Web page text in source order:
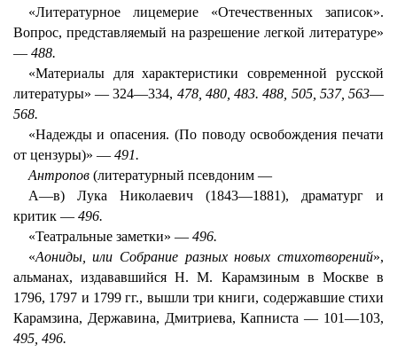
«Литературное лицемерие «Отечественных записок».
Вопрос, представляемый на разрешение легкой литературе»
— 488.
«Материалы для характеристики современной русской
литературы» — 324—334, 478, 480, 483. 488, 505, 537, 563—
568.
«Надежды и опасения. (По поводу освобождения печати
от цензуры)» — 491.
Антропов (литературный псевдоним —
А—в) Лука Николаевич (1843—1881), драматург и
критик — 496.
«Театральные заметки» — 496.
«Аониды, или Собрание разных новых стихотворений»,
альманах, издававшийся H. M. Карамзиным в Москве в
1796, 1797 и 1799 гг., вышли три книги, содержавшие стихи
Карамзина, Державина, Дмитриева, Капниста — 101—103,
495, 496.